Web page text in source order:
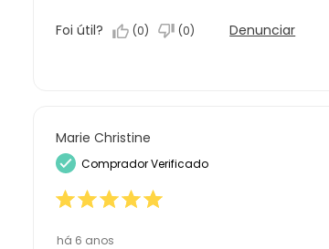
Foi útil? (0) (0) Denunciar
Marie Christine
Comprador Verificado
há 6 anos